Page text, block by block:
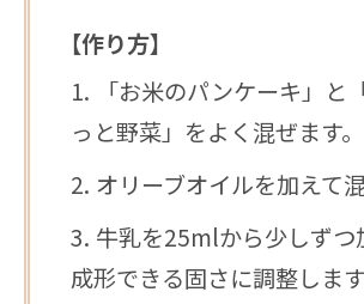
【作り方】
「お米のパンケーキ」と
っと野菜」をよく混ぜます。
オリーブオイルを加えて混
牛乳を25mlから少しずつ
成形できる固さに調整します